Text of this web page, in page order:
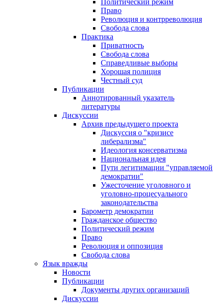
Политический режим
Право
Революция и контрреволюция
Свобода слова
Практика
Приватность
Свобода слова
Справедливые выборы
Хорошая полиция
Честный суд
Публикации
Аннотированный указатель
литературы
Дискуссии
Архив предыдущего проекта
Дискуссия о "кризисе
либерализма"
Идеология консерватизма
Национальная идея
Пути легитимации "управляемой
демократии"
Ужесточение уголовного и
уголовно-процесуального
законодательства
Барометр демократии
Гражданское общество
Политический режим
Право
Революция и оппозиция
Свобода слова
Язык вражды
Новости
Публикации
Документы других организаций
Дискуссии